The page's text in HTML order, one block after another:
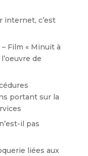
internet, c’est
Film « Minuit à
de
portant sur la
il pas
liées aux